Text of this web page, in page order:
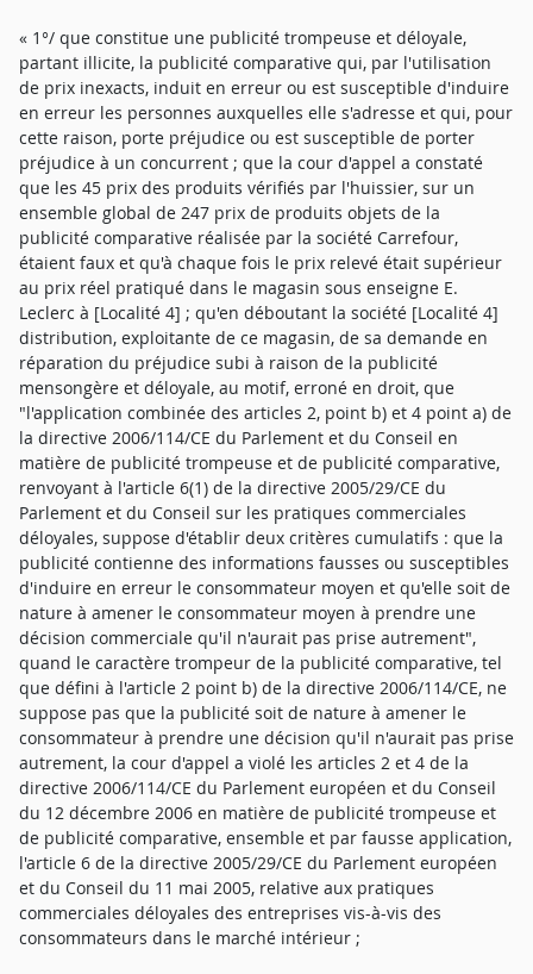
« 1°/ que constitue une publicité trompeuse et déloyale,
partant illicite, la publicité comparative qui, par l'utilisation
de prix inexacts, induit en erreur ou est susceptible d'induire
en erreur les personnes auxquelles elle s'adresse et qui, pour
cette raison, porte préjudice ou est susceptible de porter
préjudice à un concurrent ; que la cour d'appel a constaté
que les 45 prix des produits vérifiés par l'huissier, sur un
ensemble global de 247 prix de produits objets de la
publicité comparative réalisée par la société Carrefour,
étaient faux et qu'à chaque fois le prix relevé était supérieur
au prix réel pratiqué dans le magasin sous enseigne E.
Leclerc à [Localité 4] ; qu'en déboutant la société [Localité 4]
distribution, exploitante de ce magasin, de sa demande en
réparation du préjudice subi à raison de la publicité
mensongère et déloyale, au motif, erroné en droit, que
"l'application combinée des articles 2, point b) et 4 point a) de
la directive 2006/114/CE du Parlement et du Conseil en
matière de publicité trompeuse et de publicité comparative,
renvoyant à l'article 6(1) de la directive 2005/29/CE du
Parlement et du Conseil sur les pratiques commerciales
déloyales, suppose d'établir deux critères cumulatifs : que la
publicité contienne des informations fausses ou susceptibles
d'induire en erreur le consommateur moyen et qu'elle soit de
nature à amener le consommateur moyen à prendre une
décision commerciale qu'il n'aurait pas prise autrement",
quand le caractère trompeur de la publicité comparative, tel
que défini à l'article 2 point b) de la directive 2006/114/CE, ne
suppose pas que la publicité soit de nature à amener le
consommateur à prendre une décision qu'il n'aurait pas prise
autrement, la cour d'appel a violé les articles 2 et 4 de la
directive 2006/114/CE du Parlement européen et du Conseil
du 12 décembre 2006 en matière de publicité trompeuse et
de publicité comparative, ensemble et par fausse application,
l'article 6 de la directive 2005/29/CE du Parlement européen
et du Conseil du 11 mai 2005, relative aux pratiques
commerciales déloyales des entreprises vis-à-vis des
consommateurs dans le marché intérieur ;